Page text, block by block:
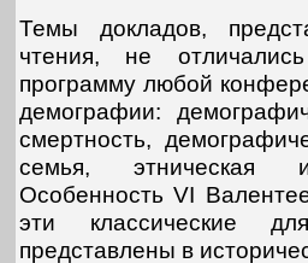
Темы докладов,
чтения, не
программу любой
демографии:
смертность,
семья, этническая
Особенность VI
эти классические
представлены в